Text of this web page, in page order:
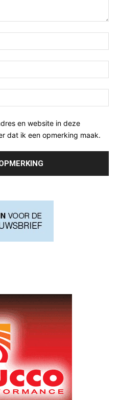
en website in deze
dat ik een opmerking maak.